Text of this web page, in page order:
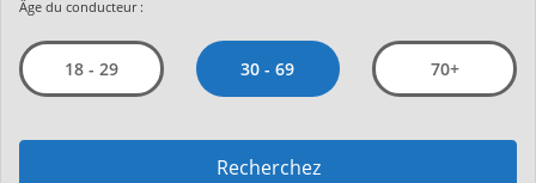
Âge du conducteur :
18 - 29 30 - 69 70+
Recherchez